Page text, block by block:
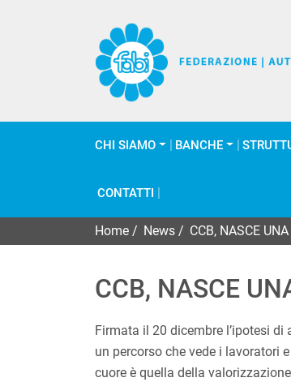
CHI SIAMO BANCHE
CONTATTI
Home News CCB, NASCE
CCB, NASCE
Firmata il 20 dicembre l’ipotesi
un percorso che vede i lavoratori
cuore è quella della